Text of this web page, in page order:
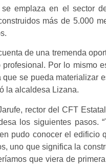
emplaza en el sector
más de 5.000
de una tremenda
Por lo mismo
se pueda materializar
la alcaldesa Lizana.
rector del CFT
los siguientes pasos.
pudo conocer el edificio
uno que significa la
que viera de